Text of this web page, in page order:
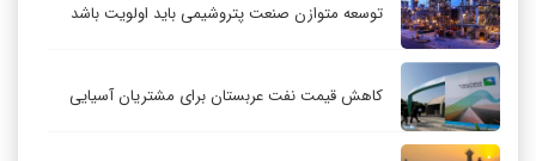
توسعه متوازن صنعت پتروشیمی باید اولویت باشد
کاهش قیمت نفت عربستان برای مشتریان آسیایی